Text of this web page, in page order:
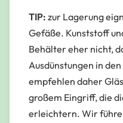
TIP: zur Lagerung
Gefäße. Kunststoff
Behälter eher nicht,
Ausdünstungen in
empfehlen daher
großem Eingriff, die
erleichtern. Wir